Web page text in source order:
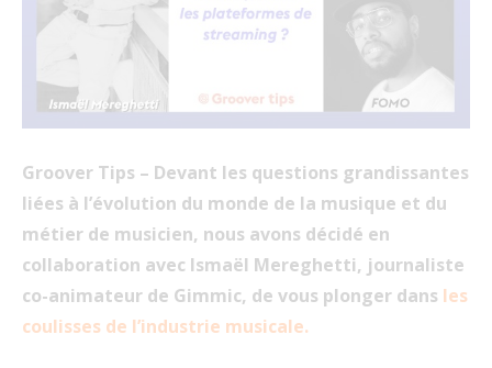
Groover Tips – Devant les questions grandissantes
liées à l’évolution du monde de la musique et du
métier de musicien, nous avons décidé en
collaboration avec Ismaël Mereghetti, journaliste
co-animateur de Gimmic, de vous plonger dans les
coulisses de l’industrie musicale.